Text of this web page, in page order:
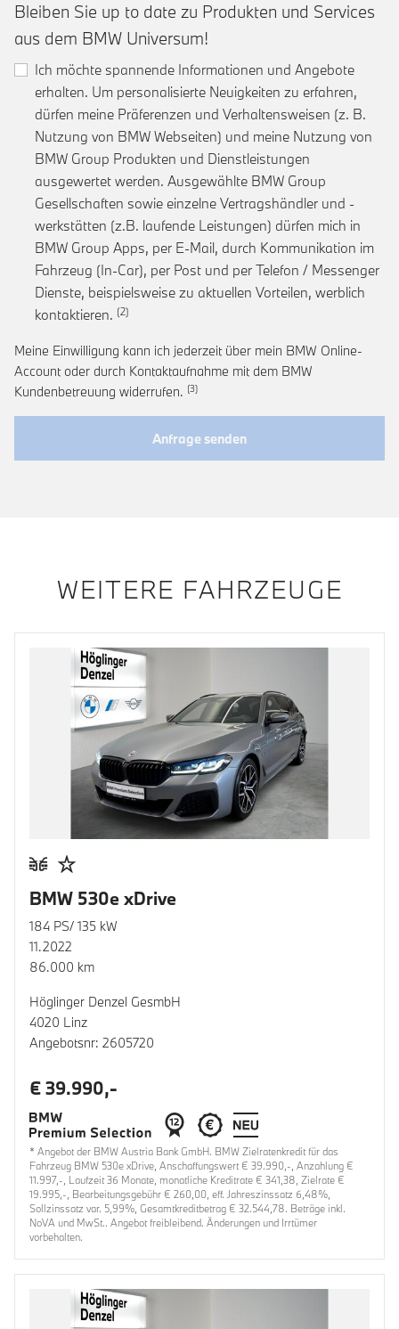
Bleiben Sie up to date zu Produkten und Services
aus dem BMW Universum!
Ich möchte spannende Informationen und Angebote
erhalten. Um personalisierte Neuigkeiten zu erfahren,
dürfen meine Präferenzen und Verhaltensweisen (z. B.
Nutzung von BMW Webseiten) und meine Nutzung von
BMW Group Produkten und Dienstleistungen
ausgewertet werden. Ausgewählte BMW Group
Gesellschaften sowie einzelne Vertragshändler und -
werkstätten (z.B. laufende Leistungen) dürfen mich in
BMW Group Apps, per E-Mail, durch Kommunikation im
Fahrzeug (In-Car), per Post und per Telefon / Messenger
Dienste, beispielsweise zu aktuellen Vorteilen, werblich
kontaktieren. Link zur Fußnote: Einwilligung zur
Meine Einwilligung kann ich jederzeit über mein BMW Online-
Account oder durch Kontaktaufnahme mit dem BMW
Kundenbetreuung widerrufen. Link zur Fußnote: Widerruf der
Anfrage senden
WEITERE FAHRZEUGE
BMW 530e xDrive
184 PS/ 135 kW
11.2022
86.000 km
Höglinger Denzel GesmbH
4020 Linz
Angebotsnr: 2605720
€ 39.990,-
* Angebot der BMW Austria Bank GmbH. BMW Zielratenkredit für das
Fahrzeug BMW 530e xDrive, Anschaffungswert € 39.990,-, Anzahlung €
11.997,-, Laufzeit 36 Monate, monatliche Kreditrate € 341,38, Zielrate €
19.995,-, Bearbeitungsgebühr € 260,00, eff. Jahreszinssatz 6,48%,
Sollzinssatz var. 5,99%, Gesamtkreditbetrag € 32.544,78. Beträge inkl.
NoVA und MwSt.. Angebot freibleibend. Änderungen und Irrtümer
vorbehalten.